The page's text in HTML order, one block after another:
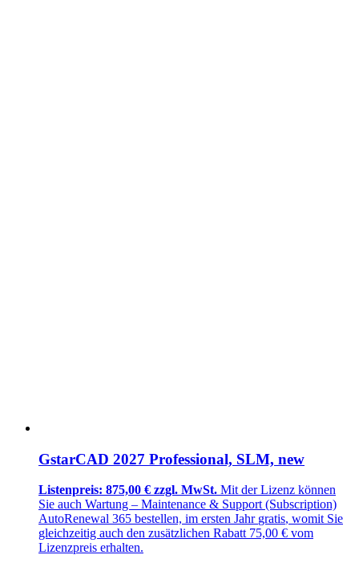
GstarCAD 2027 Professional, SLM, new
Listenpreis: 875,00 € zzgl. MwSt. Mit der Lizenz können
Sie auch Wartung – Maintenance & Support (Subscription)
AutoRenewal 365 bestellen, im ersten Jahr gratis, womit Sie
gleichzeitig auch den zusätzlichen Rabatt 75,00 € vom
Lizenzpreis erhalten.